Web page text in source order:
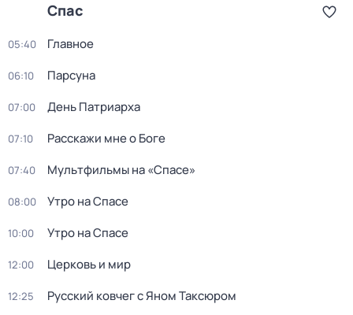
Спас
05:40 Главное
06:10 Парсуна
07:00 День Патриарха
07:10 Расскажи мне о Боге
07:40 Мультфильмы на «Спасе»
08:00 Утро на Спасе
10:00 Утро на Спасе
12:00 Церковь и мир
12:25 Русский ковчег с Яном Таксюром